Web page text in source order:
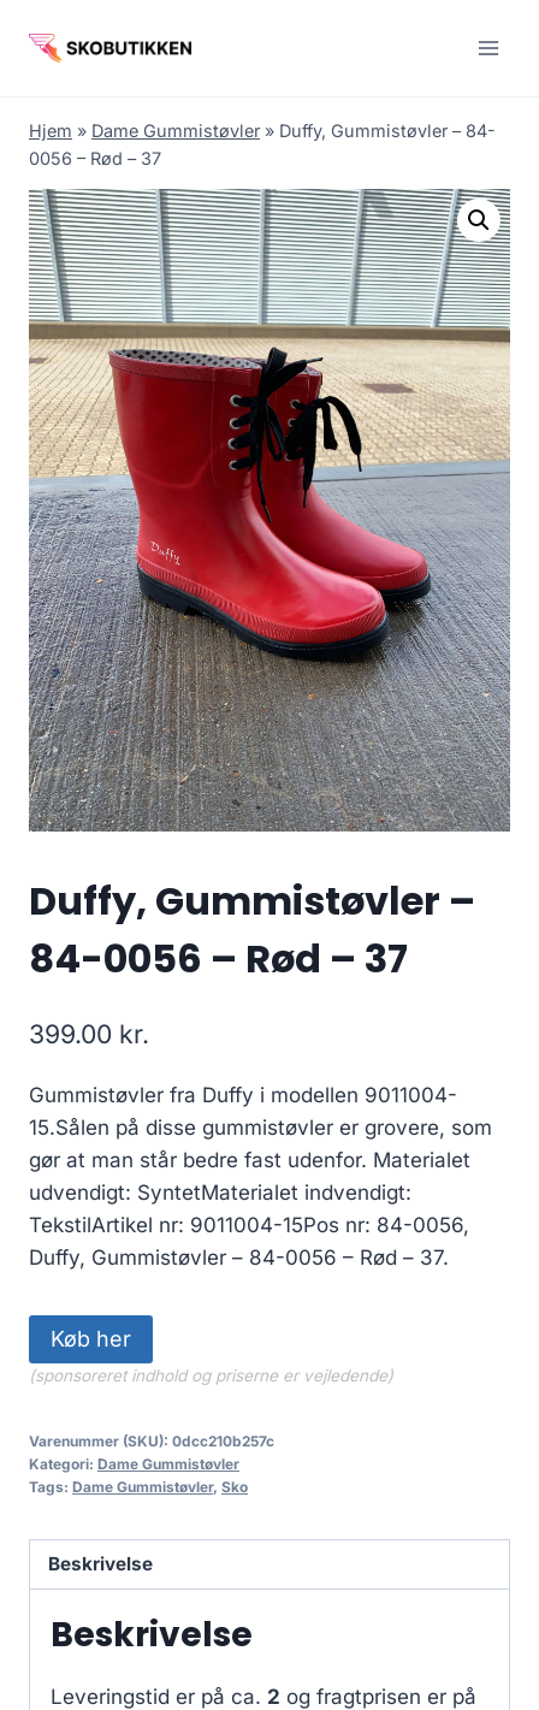
Hjem » Dame Gummistøvler » Duffy, Gummistøvler – 84-
0056 – Rød – 37
Duffy, Gummistøvler –
84-0056 – Rød – 37
399.00 kr.
Gummistøvler fra Duffy i modellen 9011004-
15.Sålen på disse gummistøvler er grovere, som
gør at man står bedre fast udenfor. Materialet
udvendigt: SyntetMaterialet indvendigt:
TekstilArtikel nr: 9011004-15Pos nr: 84-0056,
Duffy, Gummistøvler – 84-0056 – Rød – 37.
Køb her
(sponsoreret indhold og priserne er vejledende)
Varenummer (SKU): 0dcc210b257c
Kategori: Dame Gummistøvler
Tags: Dame Gummistøvler, Sko
Beskrivelse
Beskrivelse
Leveringstid er på ca. 2 og fragtprisen er på